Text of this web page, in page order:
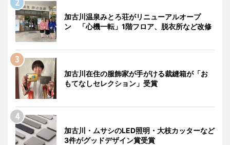
加古川温泉みとろ荘がリニューアルオープ
ン 「心機一転」1階フロア、脱衣所など改修
加古川在住の服飾家が手がける裁縫箱が「お
もてなしセレクション」受賞
加古川・ムサシのLED照明・大枝カッターなど
3件がグッドデザイン賞受賞